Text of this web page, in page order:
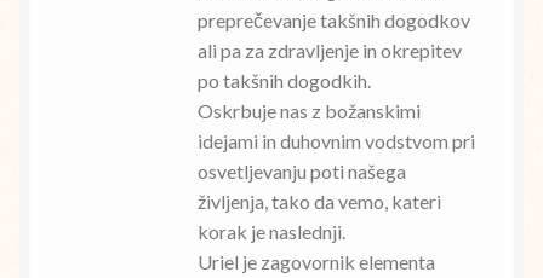
preprečevanje takšnih dogodkov
ali pa za zdravljenje in okrepitev
po takšnih dogodkih.
Oskrbuje nas z božanskimi
idejami in duhovnim vodstvom pri
osvetljevanju poti našega
življenja, tako da vemo, kateri
korak je naslednji.
Uriel je zagovornik elementa